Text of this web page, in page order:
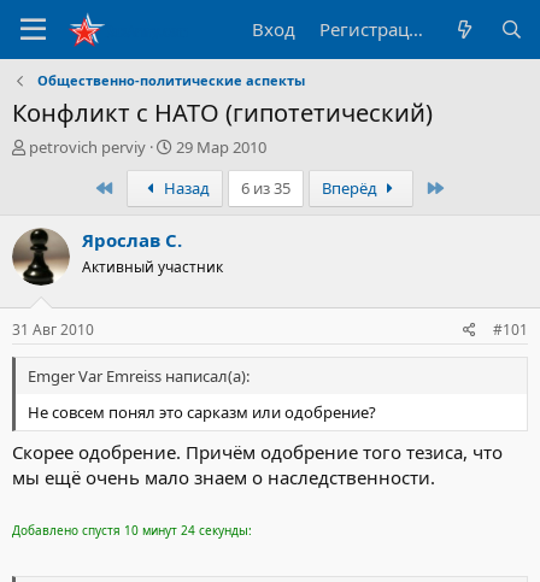
Вход Регистрация
Общественно-политические аспекты
Конфликт с НАТО (гипотетический)
А
р
т
е
м
ы
petrovich perviy
Д
а
т
а
н
а
ч
29 Мар 2010
ПервыйНазад 6 из 35 Вперёд
Ярослав С.
Активный участник
31 Авг 2010 #101
Emger Var Emreiss написал(а):
Не совсем понял это сарказм или одобрение?
Скорее одобрение. Причём одобрение того тезиса, что
мы ещё очень мало знаем о наследственности.
Добавлено спустя 10 минут 24 секунды: